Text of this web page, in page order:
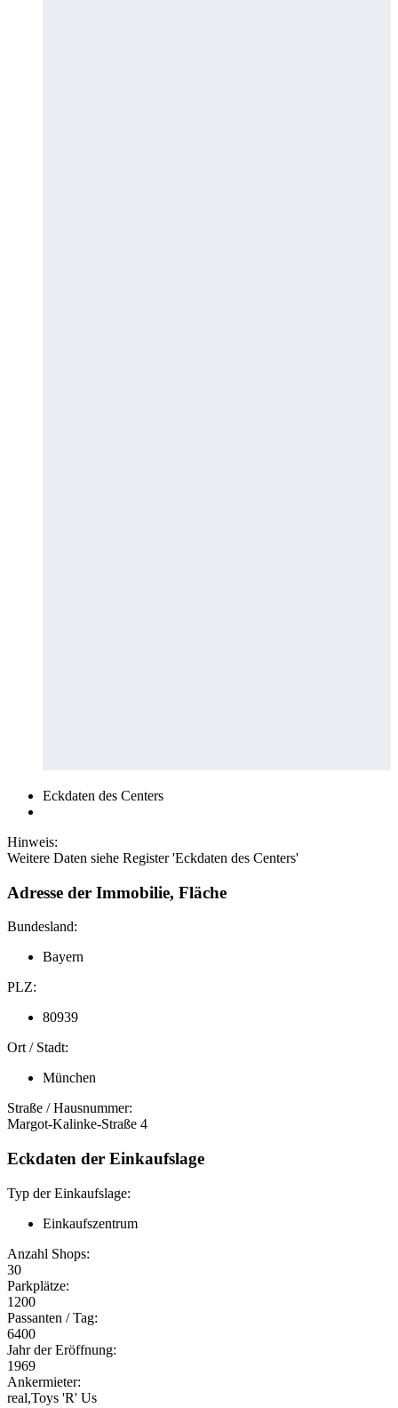
Eckdaten des Centers
Hinweis:
Weitere Daten siehe Register 'Eckdaten des Centers'
Adresse der Immobilie, Fläche
Bundesland:
Bayern
PLZ:
80939
Ort / Stadt:
München
Straße / Hausnummer:
Margot-Kalinke-Straße 4
Eckdaten der Einkaufslage
Typ der Einkaufslage:
Einkaufszentrum
Anzahl Shops:
30
Parkplätze:
1200
Passanten / Tag:
6400
Jahr der Eröffnung:
1969
Ankermieter:
real,Toys 'R' Us